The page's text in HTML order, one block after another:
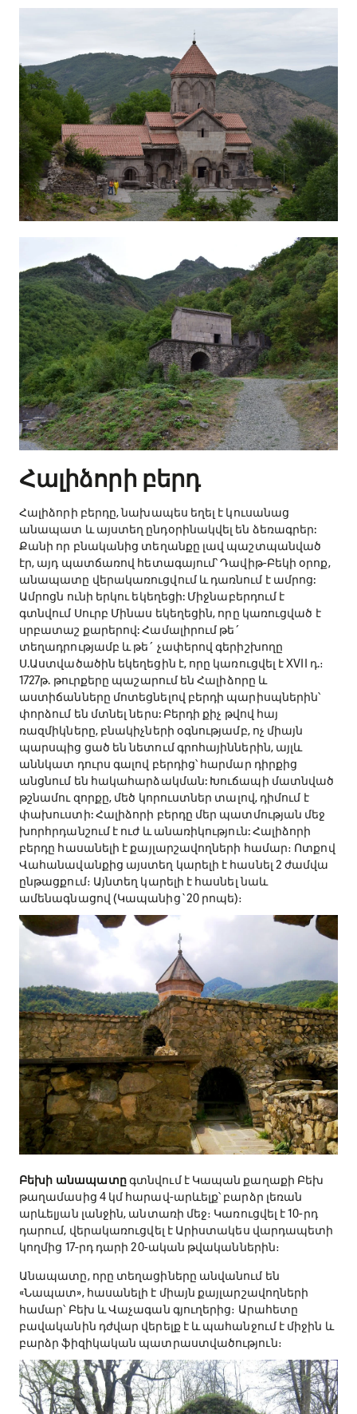
Հալիձորի բերդ
Հալիձորի բերդը, նախապես եղել է կուսանաց
անապատ և այստեղ ընդօրինակվել են ձեռագրեր:
Քանի որ բնականից տեղանքը լավ պաշտպանված
էր, այդ պատճառով հետագայում՝ Դավիթ-Բեկի օրոք,
անապատը վերակառուցվում և դառնում է ամրոց:
Ամրոցն ունի երկու եկեղեցի: Միջնաբերդում է
գտնվում Սուրբ Մինաս եկեղեցին, որը կառուցված է
սրբատաշ քարերով: Համալիրում թե´
տեղադրությամբ և թե´ չափերով գերիշխողը
Ս.Աստվածածին եկեղեցին է, որը կառուցվել է XVII դ.։
1727թ. թուրքերը պաշարում են Հալիձորը և
աստիճանները մոտեցնելով բերդի պարիսպներին՝
փորձում են մտնել ներս: Բերդի քիչ թվով հայ
ռազմիկները, բնակիչների օգնությամբ, ոչ միայն
պարսպից ցած են նետում գրոհայիններին, այլև
աննկատ դուրս գալով բերդից՝ հարմար դիրքից
անցնում են հակահարձակման: Խուճապի մատնված
թշնամու զորքը, մեծ կորուստներ տալով, դիմում է
փախուստի: Հալիձորի բերդը մեր պատմության մեջ
խորհրդանշում է ուժ և անառիկություն: Հալիձորի
բերդը հասանելի է քայլարշավողների համար։ Ոտքով
Վահանավանքից այստեղ կարելի է հասնել 2 ժամվա
ընթացքում։ Այնտեղ կարելի է հասնել նաև
ամենագնացով (Կապանից`20 րոպե)։
Բեխի անապատըգտնվում է Կապան քաղաքի Բեխ
թաղամասից 4 կմ հարավ-արևելք՝ բարձր լեռան
արևելյան լանջին, անտառի մեջ։ Կառուցվել է 10-րդ
դարում, վերակառուցվել է Արիստակես վարդապետի
կողմից 17-րդ դարի 20-ական թվականներին։
Անապատը, որը տեղացիները անվանում են
«Նապատ», հասանելի է միայն քայլարշավողների
համար՝ Բեխ և Վաչագան գյուղերից։ Արահետը
բավականին դժվար վերելք է և պահանջում է միջին և
բարձր ֆիզիկական պատրաստվածություն։